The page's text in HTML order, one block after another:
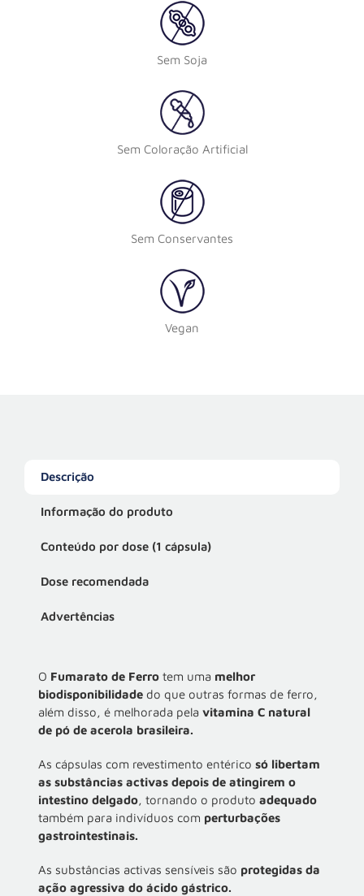
Sem Soja
Sem Coloração Artificial
Sem Conservantes
Vegan
Descrição
Informação do produto
Conteúdo por dose (1 cápsula)
Dose recomendada
Advertências
O Fumarato de Ferro tem uma melhor
biodisponibilidade do que outras formas de ferro,
além disso, é melhorada pela vitamina C natural
de pó de acerola brasileira.
As cápsulas com revestimento entérico só libertam
as substâncias activas depois de atingirem o
intestino delgado, tornando o produto adequado
também para indivíduos com perturbações
gastrointestinais.
As substâncias activas sensíveis são protegidas da
ação agressiva do ácido gástrico.